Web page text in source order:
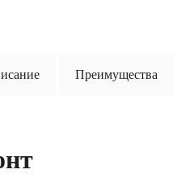
Преимущества